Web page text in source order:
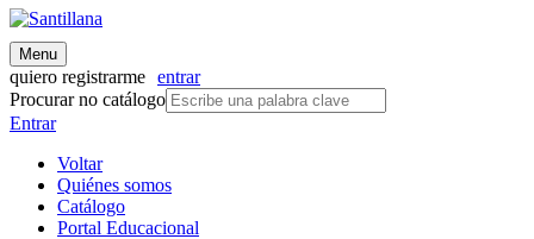
Menu
quiero registrarme entrar
Procurar no catálogo
Entrar
Voltar
Quiénes somos
Catálogo
Portal Educacional